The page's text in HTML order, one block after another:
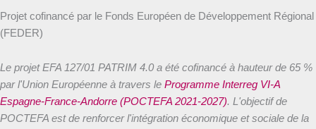
Projet cofinancé par le Fonds Européen de Développement Régional
(FEDER)
Le projet EFA 127/01 PATRIM 4.0 a été cofinancé à hauteur de 65 %
par l'Union Européenne à travers le Programme Interreg VI-A
Espagne-France-Andorre (POCTEFA 2021-2027). L'objectif de
POCTEFA est de renforcer l'intégration économique et sociale de la